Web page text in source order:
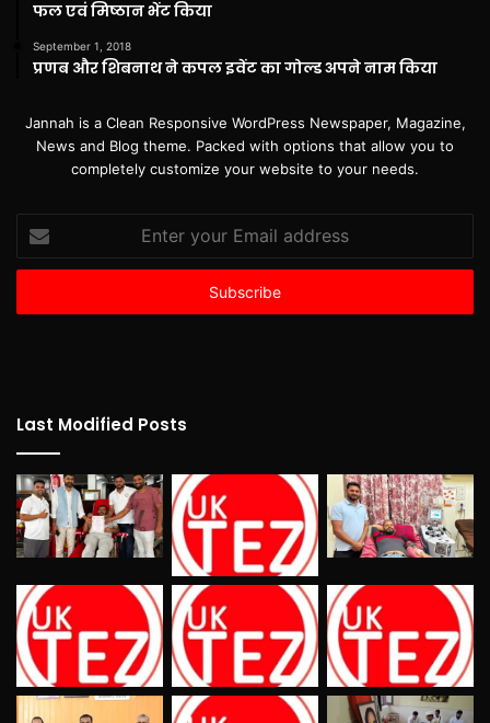
फल एवं मिष्ठान भेंट किया
September 1, 2018
प्रणब और शिबनाथ ने कपल इवेंट का गोल्ड अपने नाम किया
Jannah is a Clean Responsive WordPress Newspaper, Magazine,
News and Blog theme. Packed with options that allow you to
completely customize your website to your needs.
your
Email
Last Modified Posts